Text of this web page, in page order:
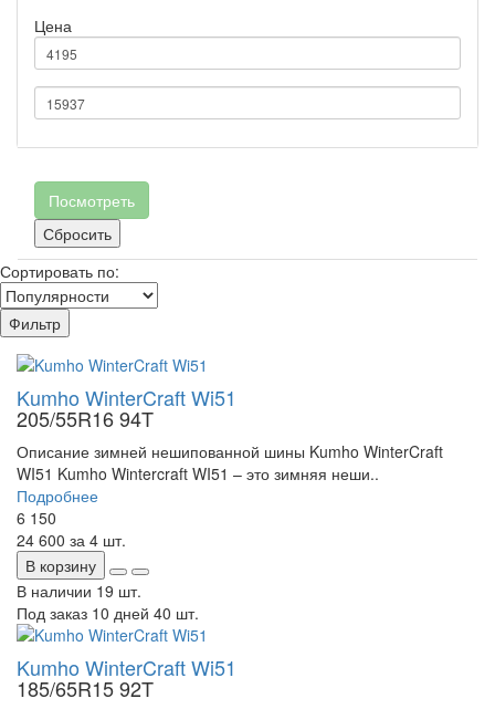
Цена
Посмотреть
Сбросить
Сортировать по:
Фильтр
Kumho WinterCraft Wi51
205/55R16 94T
Описание зимней нешипованной шины Kumho WinterCraft
WI51 Kumho Wintercraft WI51 – это зимняя неши..
Подробнее
6 150
24 600 за 4 шт.
В корзину
В наличии 19 шт.
Под заказ 10 дней 40 шт.
Kumho WinterCraft Wi51
185/65R15 92T